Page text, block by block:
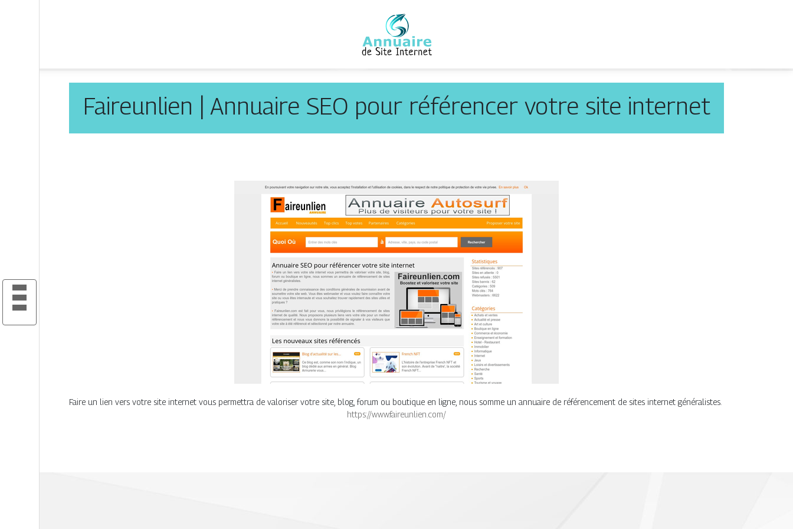
Faireunlien | Annuaire SEO pour référencer votre site internet
Faire un lien vers votre site internet vous permettra de valoriser votre site, blog, forum ou boutique en ligne, nous somme un annuaire de référencement de sites internet généralistes.
https://www.faireunlien.com/